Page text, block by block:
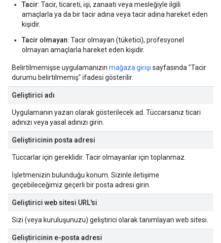
Tacir: Tacir, ticareti, işi, zanaatı veya mesleğiyle ilgili
amaçlarla ya da bir tacir adına veya tacir adına hareket eden
kişidir.
Tacir olmayan: Tacir olmayan (tüketici), profesyonel
olmayan amaçlarla hareket eden kişidir.
Belirtilmemişse uygulamanızın mağaza girişi sayfasında "Tacir
durumu belirtilmemiş" ifadesi gösterilir.
Geliştirici adı
Uygulamanın yazarı olarak gösterilecek ad. Tüccarsanız ticari
adınızı veya yasal adınızı girin.
Geliştiricinin posta adresi
Tüccarlar için gereklidir. Tacir olmayanlar için toplanmaz.
İşletmenizin bulunduğu konum. Sizinle iletişime
geçebileceğimiz geçerli bir posta adresi girin.
Geliştirici web sitesi URL'si
Sizi (veya kuruluşunuzu) geliştirici olarak tanımlayan web sitesi.
Geliştiricinin e-posta adresi